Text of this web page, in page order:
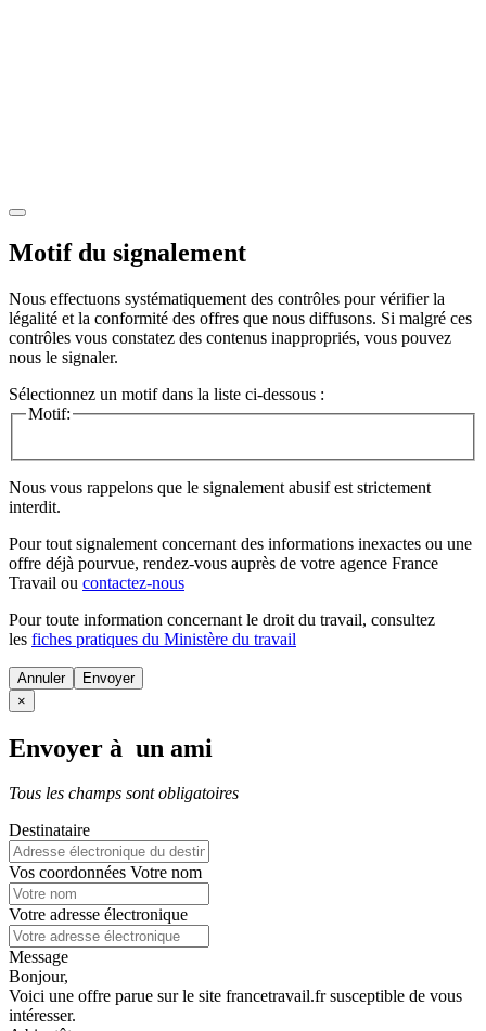
Motif du signalement
Nous effectuons systématiquement des contrôles pour vérifier la
légalité et la conformité des offres que nous diffusons. Si malgré ces
contrôles vous constatez des contenus inappropriés, vous pouvez
nous le signaler.
Sélectionnez un motif dans la liste ci-dessous :
Motif:
Nous vous rappelons que le signalement abusif est strictement
interdit.
Pour tout signalement concernant des informations inexactes ou une
offre déjà pourvue, rendez-vous auprès de votre agence France
Travail ou contactez-nous
Pour toute information concernant le droit du travail, consultez
les fiches pratiques du Ministère du travail
Annuler
×
Envoyer à un ami
Tous les champs sont obligatoires
Destinataire
Vos coordonnées Votre nom
Votre adresse électronique
Message
Bonjour,
Voici une offre parue sur le site francetravail.fr susceptible de vous
intéresser.